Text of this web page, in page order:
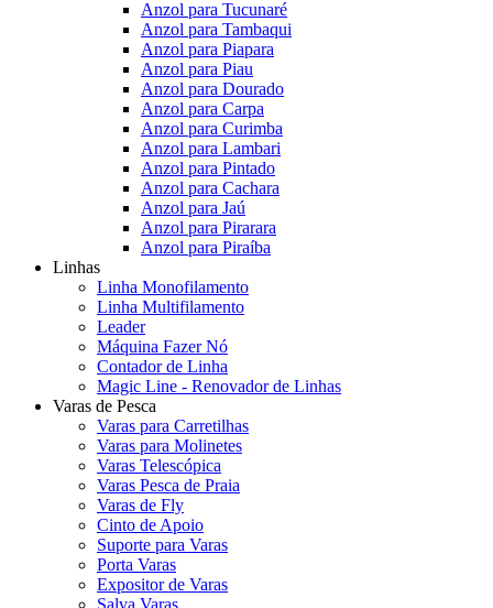
Anzol para Tucunaré
Anzol para Tambaqui
Anzol para Piapara
Anzol para Piau
Anzol para Dourado
Anzol para Carpa
Anzol para Curimba
Anzol para Lambari
Anzol para Pintado
Anzol para Cachara
Anzol para Jaú
Anzol para Pirarara
Anzol para Piraíba
Linhas
Linha Monofilamento
Linha Multifilamento
Leader
Máquina Fazer Nó
Contador de Linha
Magic Line - Renovador de Linhas
Varas de Pesca
Varas para Carretilhas
Varas para Molinetes
Varas Telescópica
Varas Pesca de Praia
Varas de Fly
Cinto de Apoio
Suporte para Varas
Porta Varas
Expositor de Varas
Salva Varas